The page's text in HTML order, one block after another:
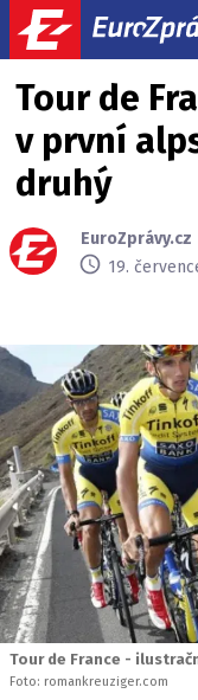
Tour de
v první
druhý
EuroZprávy.cz
19.
Tour de France -
Foto: romankreuziger.com